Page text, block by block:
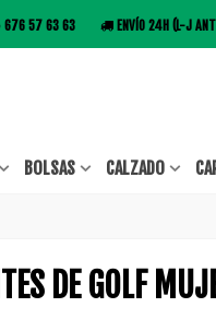
676 57 63 63 ENVÍO 24H (L-J
BOLSAS CALZADO
DE GOLF